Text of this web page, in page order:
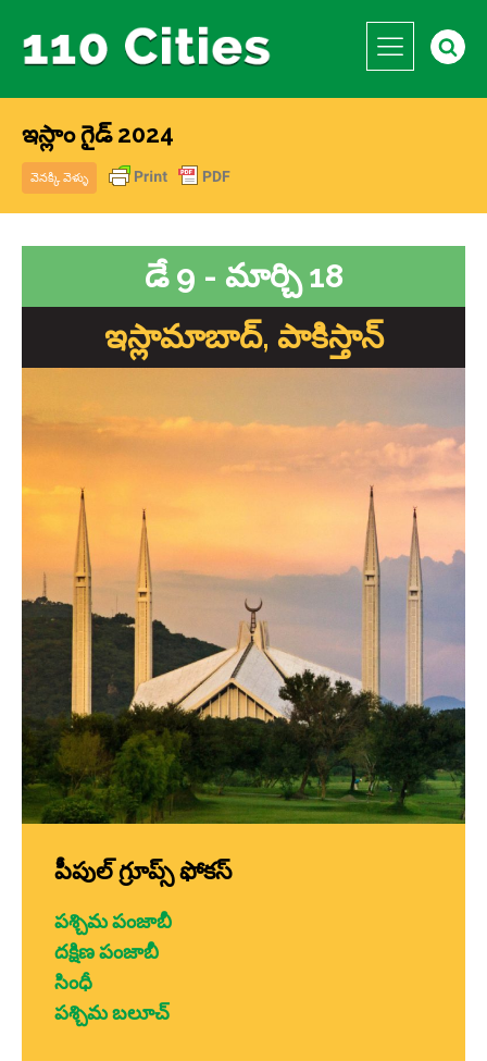
ఇస్లాం గైడ్ 2024
వెనక్కి వెళ్ళు
డే 9 - మార్చి 18
ఇస్లామాబాద్, పాకిస్తాన్
పీపుల్ గ్రూప్స్ ఫోకస్
పశ్చిమ పంజాబీ
దక్షిణ పంజాబీ
సింధీ
పశ్చిమ బలూచ్